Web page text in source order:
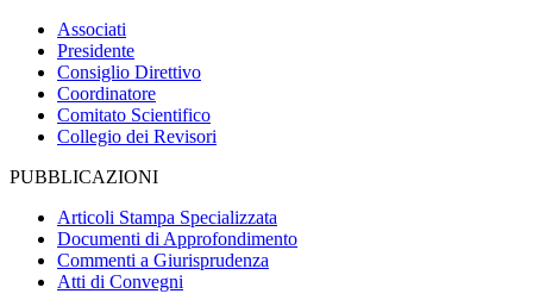
Associati
Presidente
Consiglio Direttivo
Coordinatore
Comitato Scientifico
Collegio dei Revisori
PUBBLICAZIONI
Articoli Stampa Specializzata
Documenti di Approfondimento
Commenti a Giurisprudenza
Atti di Convegni